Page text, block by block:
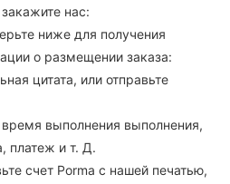
нас:
ниже для получения
о размещении заказа:
цитата, или отправьте
выполнения выполнения,
платеж и т. Д.
счет Porma с нашей печатью,